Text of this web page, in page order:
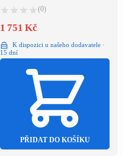
de viteza, 1 motor, Alb
(0)
1 751 Kč
K dispozici u našeho dodavatele ·
15 dní
PŘIDAT DO KOŠÍKU